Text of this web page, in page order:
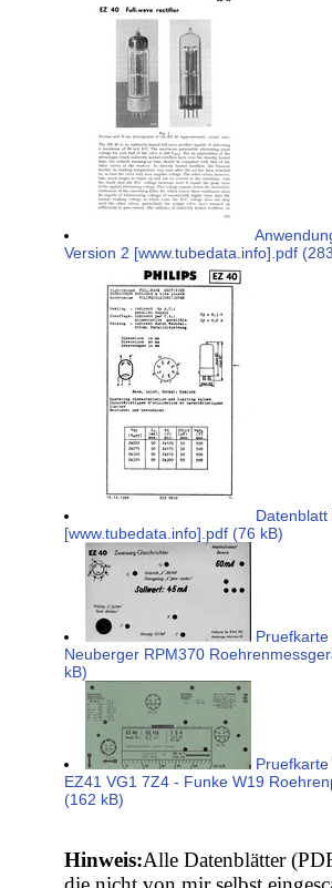
Version 2 [www.tubedata.info].pdf
Datenblatt
[www.tubedata.info].pdf (76 kB)
Neuberger RPM370
kB)
EZ41 VG1 7Z4 - Funke W19
(162 kB)
Hinweis:Alle Datenblätter